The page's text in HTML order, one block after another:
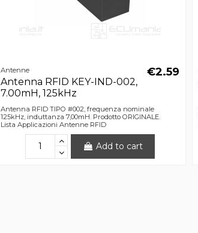
Antenne
Antenna RFID KEY-IND-002,
7.00mH, 125kHz
€2.59
Antenna RFID TIPO #002, frequenza nominale
125kHz, induttanza 7,00mH. Prodotto ORIGINALE.
Lista Applicazioni Antenne RFID
Add to cart